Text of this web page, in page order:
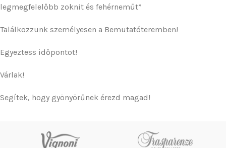
legmegfelelőbb zoknit és fehérneműt”
Találkozzunk személyesen a Bemutatóteremben!
Egyeztess időpontot!
Várlak!
Segítek, hogy gyönyörűnek érezd magad!